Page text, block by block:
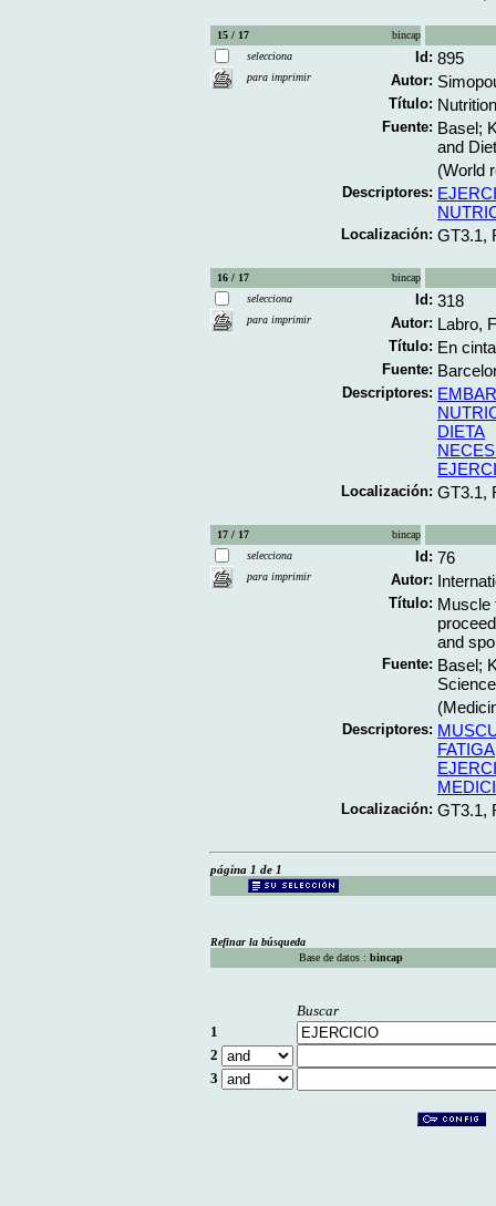
15 / 17
bincap
selecciona
para imprimir
Id: 895
Autor:
Título:
Fuente: Basel;
and
(World
Descriptores:
Localización: GT3.1,
16 / 17
bincap
selecciona
para imprimir
Id: 318
Autor: Labro,
Título: En
Fuente:
Descriptores:
DIETA
Localización: GT3.1,
17 / 17
bincap
selecciona
para imprimir
Id: 76
Autor:
Título: Muscle
and
Fuente: Basel;
Descriptores:
FATIGA
Localización: GT3.1,
página 1 de 1
Refinar la búsqueda
Base de datos : bincap
Buscar
1
2
3